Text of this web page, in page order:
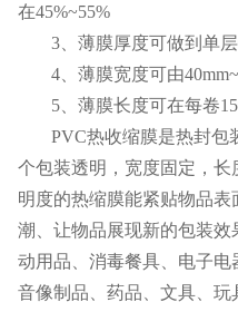
在45%~55%
3、薄膜厚度可做到单层
4、薄膜宽度可由
5、薄膜长度可在每卷
PVC热收缩膜是热封
个包装透明，宽度固定，
明度的热缩膜能紧贴物品
潮、让物品展现新的包装
动用品、消毒餐具、电子电
音像制品、药品、文具、